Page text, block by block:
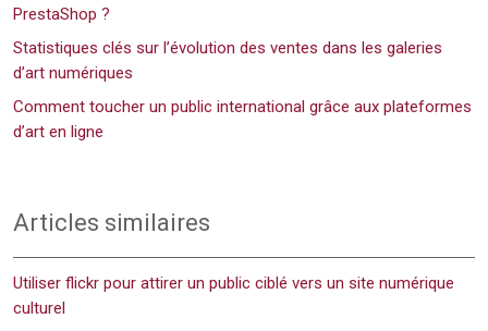
PrestaShop ?
Statistiques clés sur l’évolution des ventes dans les galeries
d’art numériques
Comment toucher un public international grâce aux plateformes
d’art en ligne
Articles similaires
Utiliser flickr pour attirer un public ciblé vers un site numérique
culturel